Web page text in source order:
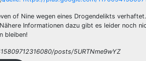
of Nine wegen eines Drogendelikts
Informationen dazu gibt es leider noch
bleiben!
posts/5URTNme9wYZ